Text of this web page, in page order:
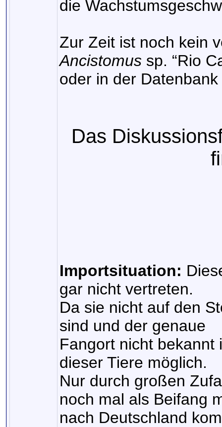
die
Zur Zeit ist noch kein
Ancistomus sp. “Rio
oder in der
Das
Importsituation:
gar nicht vertreten.
Da sie nicht auf den
sind und der genaue
Fangort nicht bekannt
dieser Tiere möglich.
Nur durch großen
noch mal als Beifang
nach Deutschland